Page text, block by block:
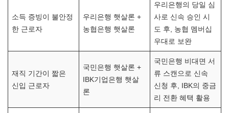
소득 증빙이 불안정
한 근로자
우리은행 햇살론 +
농협은행 햇살론
우리은행의 당일 심
사로 신속 승인 시
도 후, 농협 멤버십
우대로 보완
재직 기간이 짧은
신입 근로자
국민은행 햇살론 +
IBK기업은행 햇살
론
국민은행 비대면 서
류 스캔으로 신속
신청 후, IBK의 중금
리 전환 혜택 활용